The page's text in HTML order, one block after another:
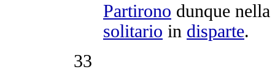
Partirono dunque nella
solitario in disparte.
33